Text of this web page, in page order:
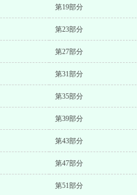
第19部分
第23部分
第27部分
第31部分
第35部分
第39部分
第43部分
第47部分
第51部分